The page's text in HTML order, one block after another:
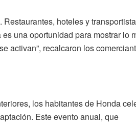
hoteles y
una oportunidad para mostrar lo
activan”, recalcaron los
los habitantes de Honda
Este evento anual, que